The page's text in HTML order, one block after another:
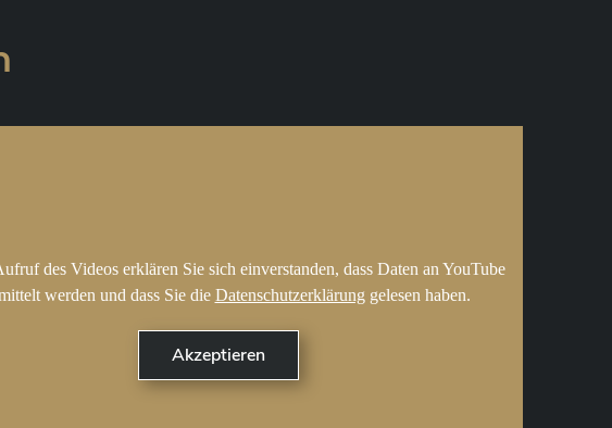
des Videos erklären Sie sich einverstanden, dass Daten an YouTube
werden und dass Sie die Datenschutzerklärung gelesen haben.